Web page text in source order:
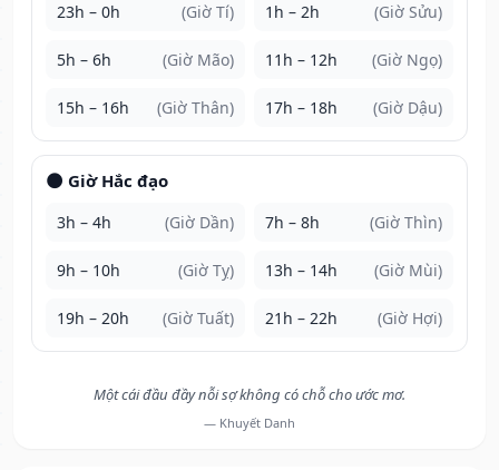
23h – 0h (Giờ Tí) 1h – 2h (Giờ Sửu)
5h – 6h (Giờ Mão) 11h – 12h (Giờ Ngọ)
15h – 16h (Giờ Thân) 17h – 18h (Giờ Dậu)
🌑 Giờ Hắc đạo
3h – 4h (Giờ Dần) 7h – 8h (Giờ Thìn)
9h – 10h (Giờ Tỵ) 13h – 14h (Giờ Mùi)
19h – 20h (Giờ Tuất) 21h – 22h (Giờ Hợi)
Một cái đầu đầy nỗi sợ không có chỗ cho ước mơ.
— Khuyết Danh